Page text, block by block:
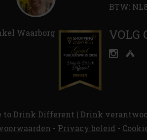
BTW:
VOLG
to Drink Different | Drink
- Privacy beleid -